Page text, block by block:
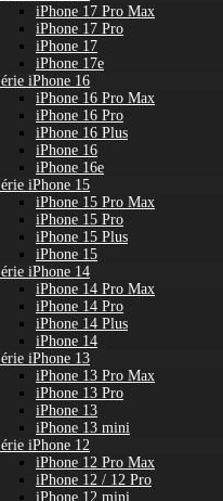
iPhone 17 Pro Max
iPhone 17 Pro
iPhone 17
iPhone 17e
iPhone 16
iPhone 16 Pro Max
iPhone 16 Pro
iPhone 16 Plus
iPhone 16
iPhone 16e
iPhone 15
iPhone 15 Pro Max
iPhone 15 Pro
iPhone 15 Plus
iPhone 15
iPhone 14
iPhone 14 Pro Max
iPhone 14 Pro
iPhone 14 Plus
iPhone 14
iPhone 13
iPhone 13 Pro Max
iPhone 13 Pro
iPhone 13
iPhone 13 mini
iPhone 12
iPhone 12 Pro Max
iPhone 12 / 12 Pro
iPhone 12 mini